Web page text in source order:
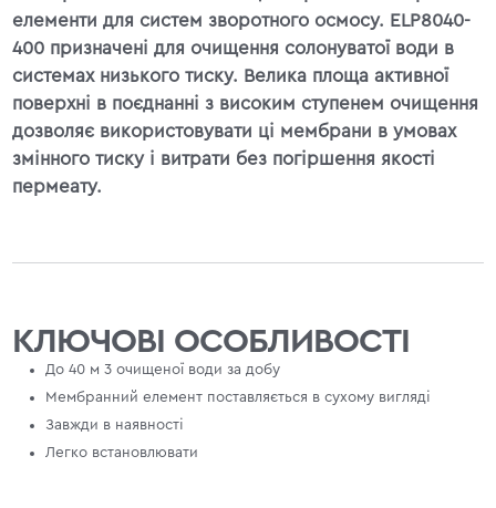
елементи для систем зворотного осмосу. ELP8040-
400 призначені для очищення солонуватої води в
системах низького тиску. Велика площа активної
поверхні в поєднанні з високим ступенем очищення
дозволяє використовувати ці мембрани в умовах
змінного тиску і витрати без погіршення якості
пермеату.
КЛЮЧОВІ ОСОБЛИВОСТІ
До 40 м 3 очищеної води за добу
Мембранний елемент поставляється в сухому вигляді
Завжди в наявності
Легко встановлювати